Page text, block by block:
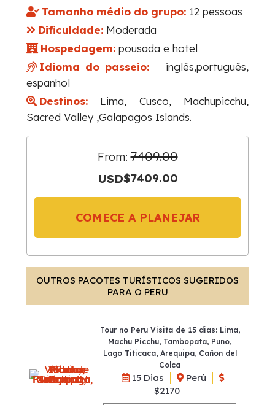
Tamanho médio do grupo: 12 pessoas
Dificuldade: Moderada
Hospedagem: pousada e hotel
Idioma do passeio:
inglês,português,
espanhol
Destinos: Lima, Cusco, Machupicchu,
Sacred Valley ,Galapagos Islands.
From:7409.00
USD$7409.00
COMECE A PLANEJAR
OUTROS PACOTES TURÍSTICOS SUGERIDOS
PARA O PERU
Tour no Peru Visita de 15 dias: Lima,
Machu Picchu, Tambopata, Puno,
Lago Titicaca, Arequipa, Cañon del
Colca
15 Dias
Perú
$2170